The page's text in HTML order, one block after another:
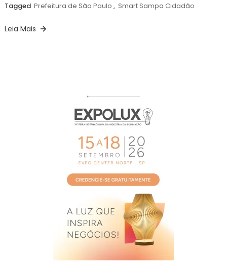
Tagged Prefeitura de São Paulo , Smart Sampa Cidadão
Leia Mais